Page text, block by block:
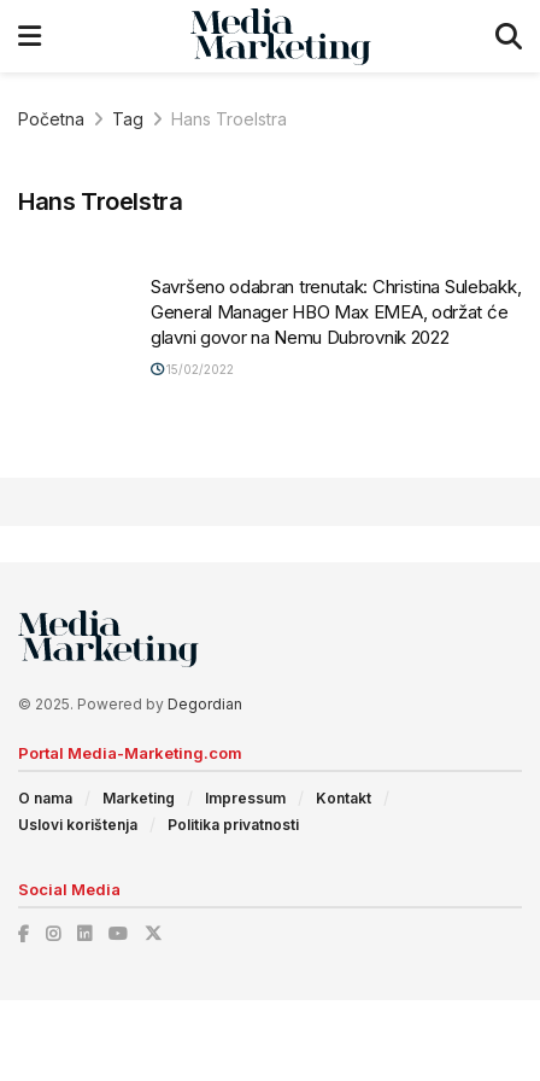
Početna Tag Hans Troelstra
Hans Troelstra
Savršeno odabran trenutak: Christina Sulebakk,
General Manager HBO Max EMEA, održat će
glavni govor na Nemu Dubrovnik 2022
15/02/2022
© 2025. Powered by Degordian
Portal Media-Marketing.com
O nama Marketing Impressum
Kontakt
Uslovi korištenja
Politika privatnosti
Social Media